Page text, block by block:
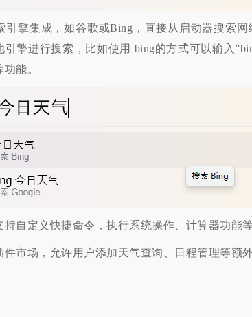
引擎集成，如谷歌或Bing，直接从启动器搜索网
擎进行搜索，比如使用 bing的方式可以输入
能。
自定义快捷命令，执行系统操作、计算器功能等
市场，允许用户添加天气查询、日程管理等额外